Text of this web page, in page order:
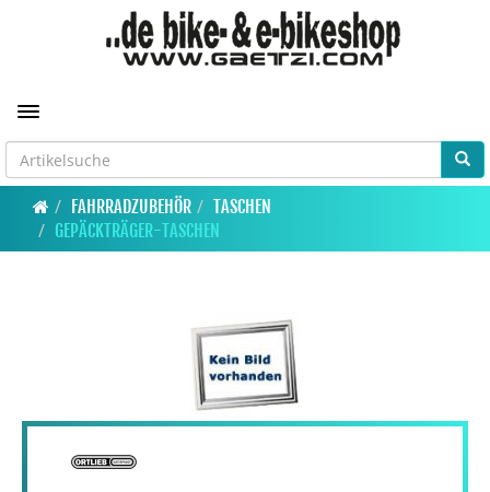
Toggle navigation
FAHRRADZUBEHÖR
TASCHEN
GEPÄCKTRÄGER-TASCHEN